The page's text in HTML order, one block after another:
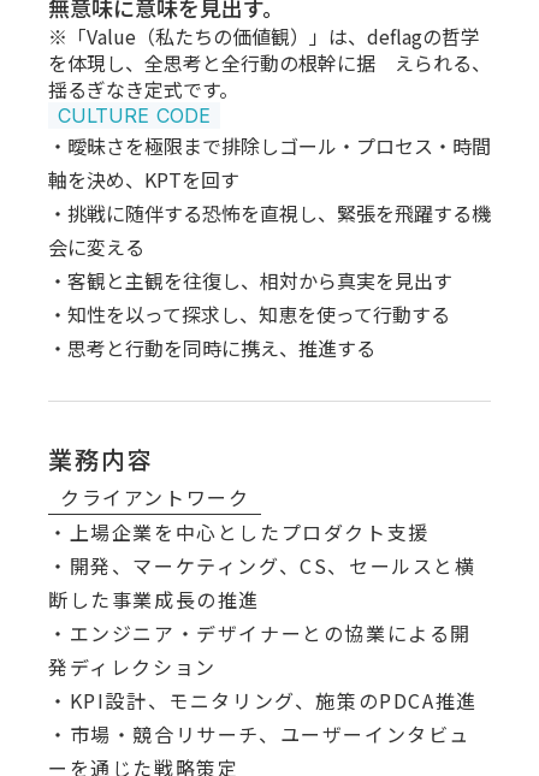
無意味に意味を見出す。
※「Value（私たちの価値観）」は、deflagの哲学
を体現し、全思考と全行動の根幹に据 えられる、
揺るぎなき定式です。
CULTURE CODE
・曖昧さを極限まで排除しゴール・プロセス・時間
軸を決め、KPTを回す
・挑戦に随伴する恐怖を直視し、緊張を飛躍する機
会に変える
・客観と主観を往復し、相対から真実を見出す
・知性を以って探求し、知恵を使って行動する
・思考と行動を同時に携え、推進する
業務内容
クライアントワーク
・上場企業を中心としたプロダクト支援
・開発、マーケティング、CS、セールスと横
断した事業成長の推進
・エンジニア・デザイナーとの協業による開
発ディレクション
・KPI設計、モニタリング、施策のPDCA推進
・市場・競合リサーチ、ユーザーインタビュ
ーを通じた戦略策定